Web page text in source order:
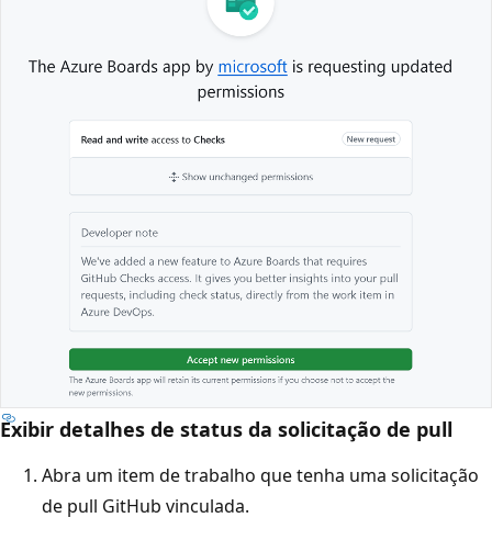
Exibir detalhes de status da solicitação de pull
Abra um item de trabalho que tenha uma solicitação
de pull GitHub vinculada.